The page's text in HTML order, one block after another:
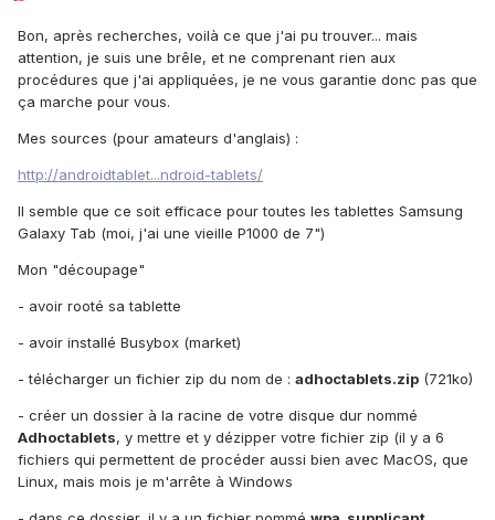
Bon, après recherches, voilà ce que j'ai pu trouver... mais
attention, je suis une brêle, et ne comprenant rien aux
procédures que j'ai appliquées, je ne vous garantie donc pas que
ça marche pour vous.
Mes sources (pour amateurs d'anglais) :
http://androidtablet...ndroid-tablets/
Il semble que ce soit efficace pour toutes les tablettes Samsung
Galaxy Tab (moi, j'ai une vieille P1000 de 7")
Mon "découpage"
- avoir rooté sa tablette
- avoir installé Busybox (market)
- télécharger un fichier zip du nom de : adhoctablets.zip (721ko)
- créer un dossier à la racine de votre disque dur nommé
Adhoctablets, y mettre et y dézipper votre fichier zip (il y a 6
fichiers qui permettent de procéder aussi bien avec MacOS, que
Linux, mais mois je m'arrête à Windows